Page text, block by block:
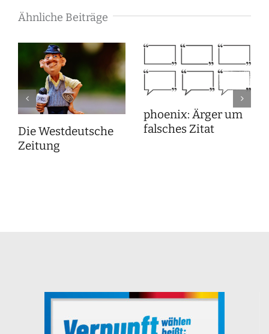
Ähnliche Beiträge
Die Westdeutsche
Zeitung
phoenix: Ärger um
falsches Zitat